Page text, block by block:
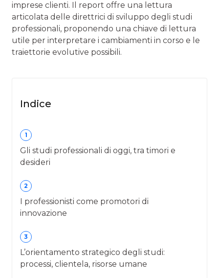
imprese clienti. Il report offre una lettura
articolata delle direttrici di sviluppo degli studi
professionali, proponendo una chiave di lettura
utile per interpretare i cambiamenti in corso e le
traiettorie evolutive possibili.
Indice
1
Gli studi professionali di oggi, tra timori e
desideri
2
I professionisti come promotori di
innovazione
3
L’orientamento strategico degli studi:
processi, clientela, risorse umane